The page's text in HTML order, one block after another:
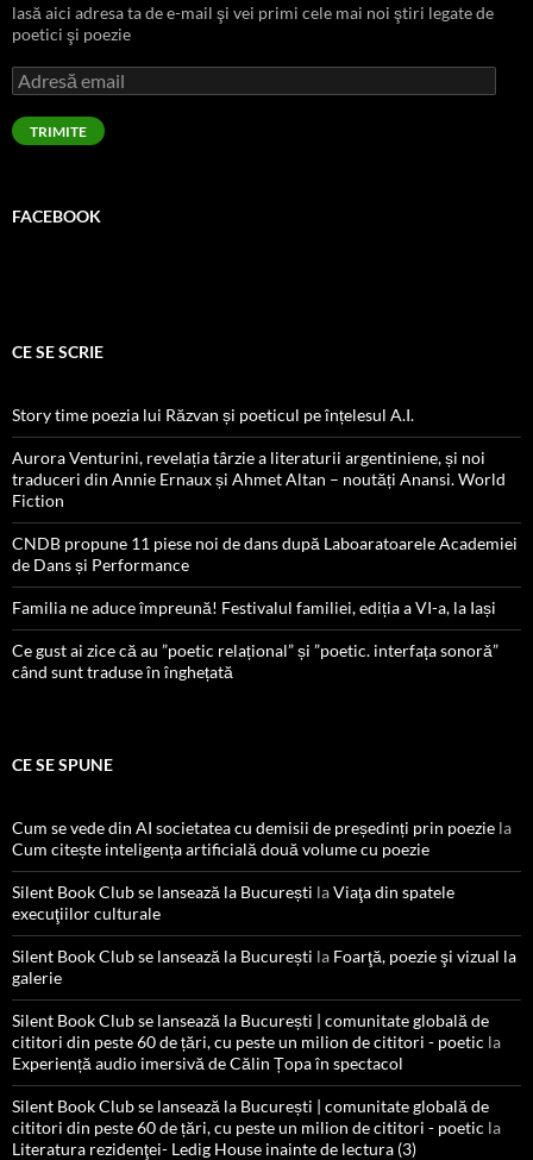
lasă aici adresa ta de e-mail şi vei primi cele mai noi ştiri legate de
poetici şi poezie
Adresă
email
TRIMITE
FACEBOOK
CE SE SCRIE
Story time poezia lui Răzvan și poeticul pe înțelesul A.I.
Aurora Venturini, revelația târzie a literaturii argentiniene, și noi
traduceri din Annie Ernaux și Ahmet Altan – noutăți Anansi. World
Fiction
CNDB propune 11 piese noi de dans după Laboaratoarele Academiei
de Dans și Performance
Familia ne aduce împreună! Festivalul familiei, ediția a VI-a, la Iași
Ce gust ai zice că au ”poetic relațional” și ”poetic. interfața sonoră”
când sunt traduse în înghețată
CE SE SPUNE
Cum se vede din AI societatea cu demisii de președinți prin poezie la
Cum citește inteligența artificială două volume cu poezie
Silent Book Club se lansează la București laViaţa din spatele
execuţiilor culturale
Silent Book Club se lansează la București la Foarţă, poezie şi vizual la
galerie
Silent Book Club se lansează la București | comunitate globală de
cititori din peste 60 de țări, cu peste un milion de cititori - poetic la
Experiență audio imersivă de Călin Țopa în spectacol
Silent Book Club se lansează la București | comunitate globală de
cititori din peste 60 de țări, cu peste un milion de cititori - poetic la
Literatura rezidenţei- Ledig House inainte de lectura (3)